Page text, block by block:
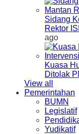
Sidang
Rektor
ago
Kuasa
Ditolak
View all
Pemerintahan
BUMN
Legislatif
Yudikatif